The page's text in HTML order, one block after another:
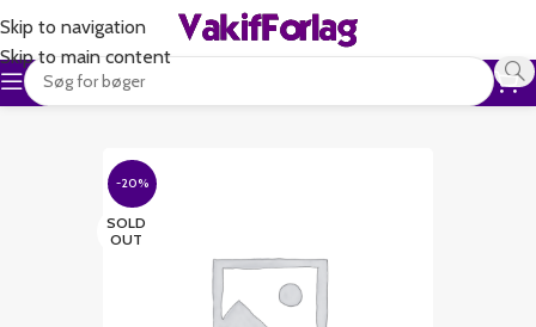
Skip to navigation
Skip to main content
-20%
SOLD
OUT